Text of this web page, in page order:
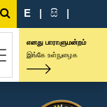
E | සි |
எனது பாராளுமன்றம்
இங்கே உள்நுழைக